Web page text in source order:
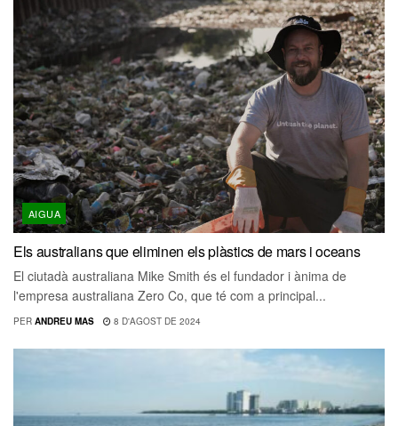
AIGUA
Els australians que eliminen els plàstics de mars i oceans
El ciutadà australiana Mike Smith és el fundador i ànima de
l'empresa australiana Zero Co, que té com a principal...
PER ANDREU MAS 8 D'AGOST DE 2024